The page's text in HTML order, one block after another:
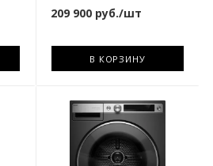
209 900руб./шт
В КОРЗИНУ